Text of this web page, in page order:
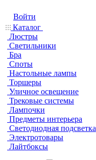
Войти
Каталог
Люстры
Светильники
Бра
Споты
Настольные лампы
Торшеры
Уличное освещение
Трековые системы
Лампочки
Предметы интерьера
Светодиодная подсветка
Электротовары
Лайтбоксы